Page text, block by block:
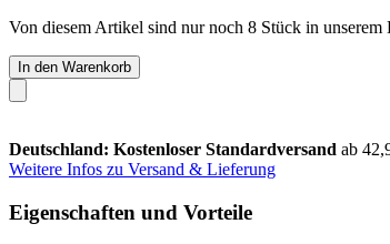
Von diesem Artikel sind nur noch 8 Stück in
In den Warenkorb
Deutschland: Kostenloser Standardversand ab
Weitere Infos zu Versand & Lieferung
Eigenschaften und Vorteile